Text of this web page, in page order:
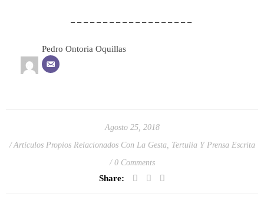
– – – – – – – – – – – – – – – – – – –
Pedro Ontoria Oquillas
Agosto 25, 2018
Artículos Propios Relacionados Con La Gesta, Tertulia Y Prensa Escrita
0 Comments
Share: